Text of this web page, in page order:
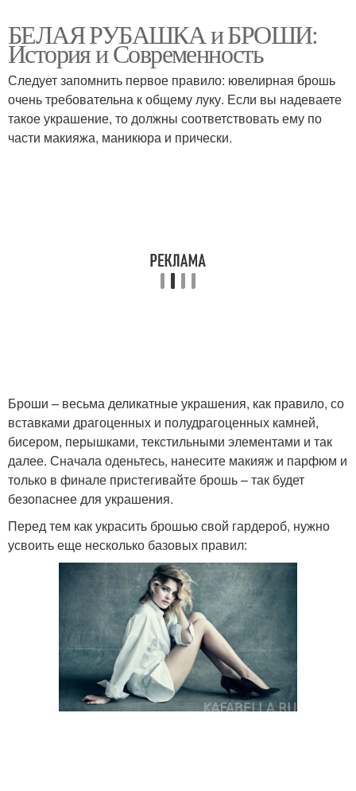
БЕЛАЯ РУБАШКА и БРОШИ:
История и Современность
Следует запомнить первое правило: ювелирная брошь
очень требовательна к общему луку. Если вы надеваете
такое украшение, то должны соответствовать ему по
части макияжа, маникюра и прически.
Броши – весьма деликатные украшения, как правило, со
вставками драгоценных и полудрагоценных камней,
бисером, перышками, текстильными элементами и так
далее. Сначала оденьтесь, нанесите макияж и парфюм и
только в финале пристегивайте брошь – так будет
безопаснее для украшения.
Перед тем как украсить брошью свой гардероб, нужно
усвоить еще несколько базовых правил: